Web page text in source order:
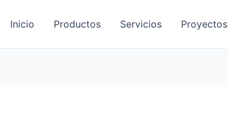
Inicio Productos Servicios Proyectos